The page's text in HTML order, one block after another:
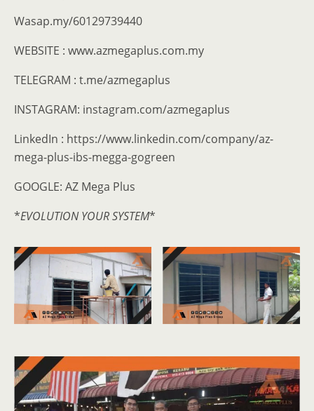
Wasap.my/60129739440
WEBSITE : www.azmegaplus.com.my
TELEGRAM : t.me/azmegaplus
INSTAGRAM: instagram.com/azmegaplus
LinkedIn : https://www.linkedin.com/company/az-
mega-plus-ibs-megga-gogreen
GOOGLE: AZ Mega Plus
*EVOLUTION YOUR SYSTEM*